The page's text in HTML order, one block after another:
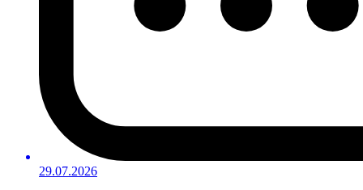
29.07.2026